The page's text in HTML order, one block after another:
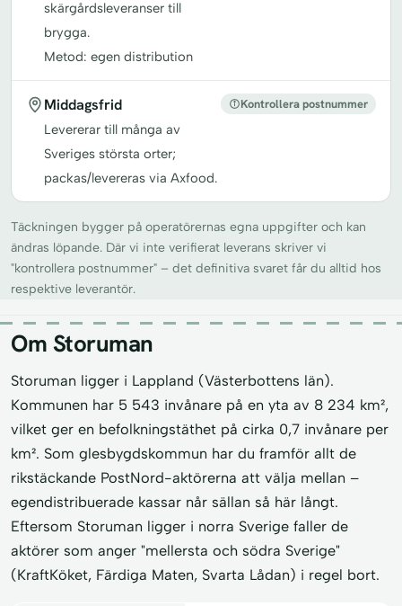
skärgårdsleveranser till
brygga.
Metod: egen distribution
Middagsfrid
Levererar till många av
Sveriges största orter;
packas/levereras via Axfood.
Kontrollera postnummer
Täckningen bygger på operatörernas egna uppgifter och kan
ändras löpande. Där vi inte verifierat leverans skriver vi
"kontrollera postnummer" – det definitiva svaret får du alltid hos
respektive leverantör.
Om Storuman
Storuman ligger i Lappland (Västerbottens län).
Kommunen har 5 543 invånare på en yta av 8 234 km²,
vilket ger en befolkningstäthet på cirka 0,7 invånare per
km². Som glesbygdskommun har du framför allt de
rikstäckande PostNord-aktörerna att välja mellan –
egendistribuerade kassar når sällan så här långt.
Eftersom Storuman ligger i norra Sverige faller de
aktörer som anger "mellersta och södra Sverige"
(KraftKöket, Färdiga Maten, Svarta Lådan) i regel bort.